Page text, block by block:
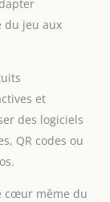
quotidiennes.
Noël, la Saint-
la fête des
les amis, les
de la famille ou
partenaires
Son design
et pratique
une grande
sincère.
du jeu aux
et
des logiciels
QR codes ou
cœur même du